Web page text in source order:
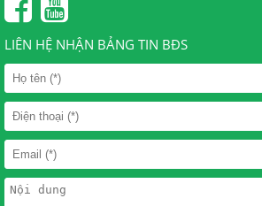
LIÊN HỆ NHẬN BẢNG TIN BĐS